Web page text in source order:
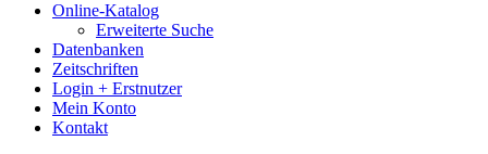
Online-Katalog
Erweiterte Suche
Datenbanken
Zeitschriften
Login + Erstnutzer
Mein Konto
Kontakt